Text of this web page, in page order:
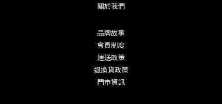
關於我們
品牌故事
會員制度
運送政策
退換貨政策
門市資訊